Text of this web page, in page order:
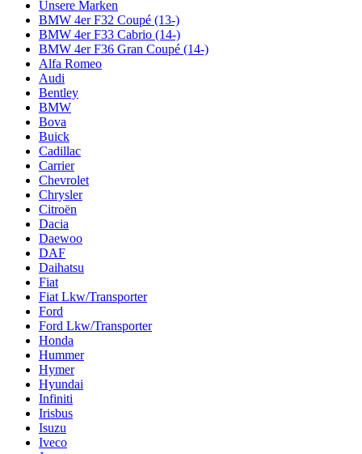
Unsere Marken
BMW 4er F32 Coupé (13-)
BMW 4er F33 Cabrio (14-)
BMW 4er F36 Gran Coupé (14-)
Alfa Romeo
Audi
Bentley
BMW
Bova
Buick
Cadillac
Carrier
Chevrolet
Chrysler
Citroën
Dacia
Daewoo
DAF
Daihatsu
Fiat
Fiat Lkw/Transporter
Ford
Ford Lkw/Transporter
Honda
Hummer
Hymer
Hyundai
Infiniti
Irisbus
Isuzu
Iveco